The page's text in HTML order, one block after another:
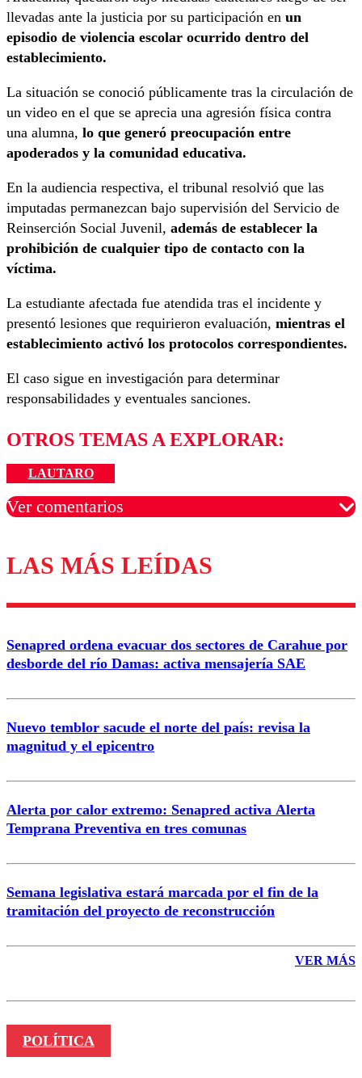
llevadas ante la justicia por su participación en un
episodio de violencia escolar ocurrido dentro del
establecimiento.
La situación se conoció públicamente tras la circulación de
un video en el que se aprecia una agresión física contra
una alumna, lo que generó preocupación entre
apoderados y la comunidad educativa.
En la audiencia respectiva, el tribunal resolvió que las
imputadas permanezcan bajo supervisión del Servicio de
Reinserción Social Juvenil, además de establecer la
prohibición de cualquier tipo de contacto con la
víctima.
La estudiante afectada fue atendida tras el incidente y
presentó lesiones que requirieron evaluación, mientras el
establecimiento activó los protocolos correspondientes.
El caso sigue en investigación para determinar
responsabilidades y eventuales sanciones.
OTROS TEMAS A EXPLORAR:
LAUTARO
Ver comentarios
Los comentarios son moderados para garantizar un
diálogo respetuoso.
Correo
LAS MÁS LEÍDAS
Senapred ordena evacuar dos sectores de Carahue por
desborde del río Damas: activa mensajería SAE
Nuevo temblor sacude el norte del país: revisa la
magnitud y el epicentro
Alerta por calor extremo: Senapred activa Alerta
Temprana Preventiva en tres comunas
Semana legislativa estará marcada por el fin de la
tramitación del proyecto de reconstrucción
VER MÁS
POLÍTICA